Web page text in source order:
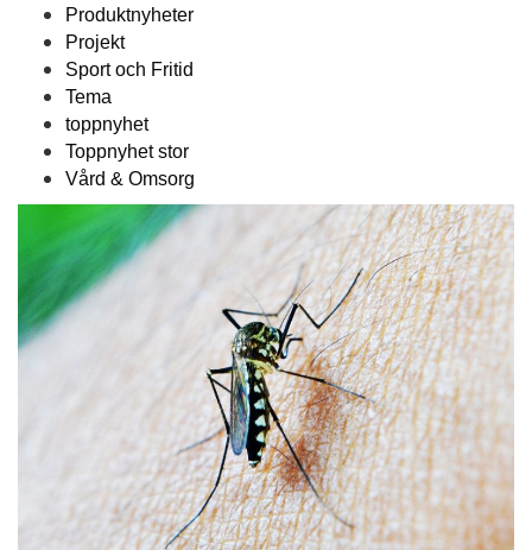
Produktnyheter
Projekt
Sport och Fritid
Tema
toppnyhet
Toppnyhet stor
Vård & Omsorg